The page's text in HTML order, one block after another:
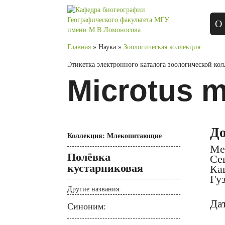
О
Главная » Наука »Зоологическая коллекция
Этикетка электронного каталога зоологической
Microtus
Коллекция: Млекопитающие
Полёвка
кустарниковая
Другие названия:
Синоним: